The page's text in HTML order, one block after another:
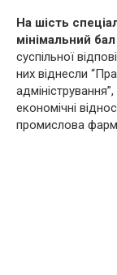
На шість
мінімальний
суспільної
них віднесли
економічні
промислова